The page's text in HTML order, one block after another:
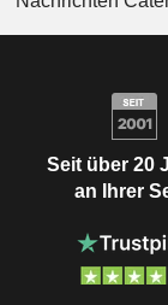
Seit über 20
an Ihrer